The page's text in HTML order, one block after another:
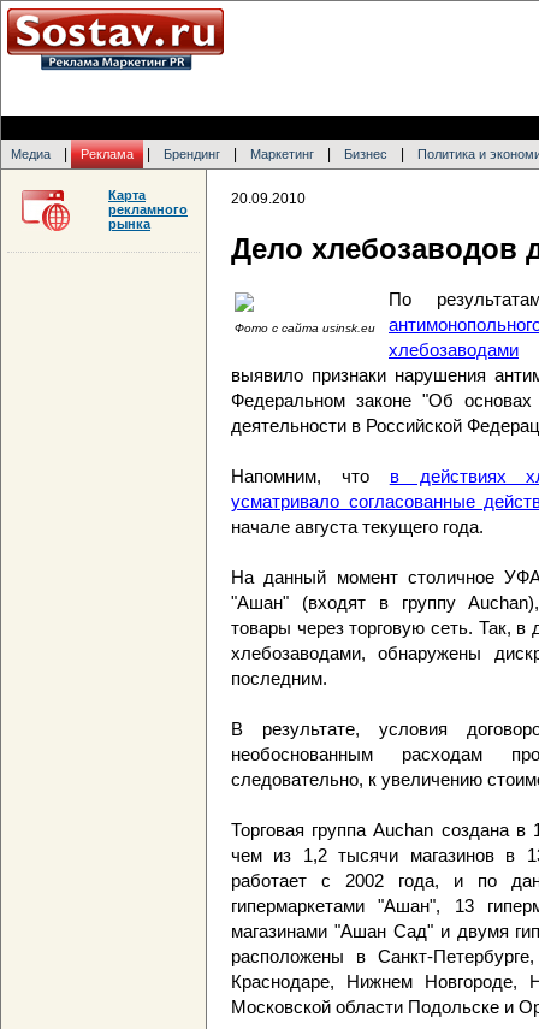
Медиа Реклама Брендинг Маркетинг Бизнес Политика и
20.09.2010
Дело
Фото с сайта usinsk.eu
По
хлебозаводами
выявило признаки нарушения
Федеральном законе "Об основах
деятельности в Российской
Напомним, что в действиях
усматривало согласованные
начале августа текущего года.
На данный момент столичное
"Ашан" (входят в группу
товары через торговую сеть. Так,
хлебозаводами, обнаружены
последним.
В результате, условия
необоснованным расходам
следовательно, к увеличению
Торговая группа Auchan создана
чем из 1,2 тысячи магазинов в
работает с 2002 года, и по
гипермаркетами "Ашан", 13
магазинами "Ашан Сад" и двумя
расположены в Санкт-
Краснодаре, Нижнем Новгороде,
Московской области Подольске и
Карта
рекламного
рынка